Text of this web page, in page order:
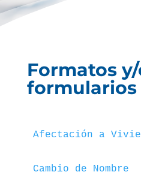
Formatos
formularios
Afectación a
Cambio de Nombre